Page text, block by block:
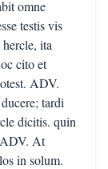
omne
testis vis
ita
cito et
ADV.
tardi
dicitis. quin
At
in solum.